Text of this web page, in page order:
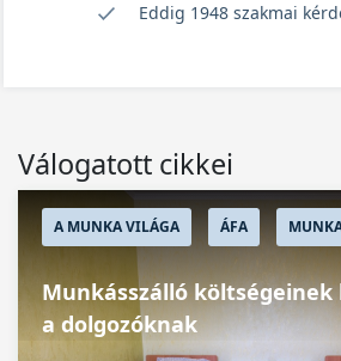
Eddig 1948 szakmai
Válogatott cikkei
A MUNKA VILÁGA ÁFA
Munkásszálló költségeinek
a dolgozóknak